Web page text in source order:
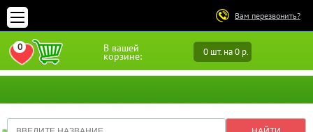
Вам перезвонить?
В вашей
корзине: 0 шт. на 0 р.
0
ПЕРЕЙТИ В ИЗБРАННОЕ